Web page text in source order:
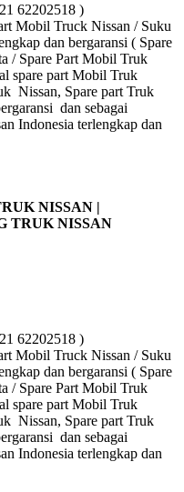
62202518 )
Mobil Truck Nissan / Suku
dan bergaransi ( Spare
/ Spare Part Mobil Truk
spare part Mobil Truk
Nissan, Spare part Truk
dan sebagai
Indonesia terlengkap dan
NISSAN |
TRUK NISSAN
62202518 )
Mobil Truck Nissan / Suku
dan bergaransi ( Spare
/ Spare Part Mobil Truk
spare part Mobil Truk
Nissan, Spare part Truk
dan sebagai
Indonesia terlengkap dan